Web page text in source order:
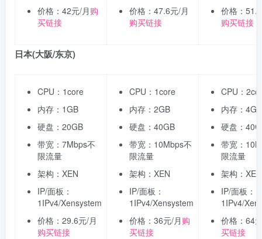
价格：42元/月 购
买链接
价格：47.6元/月
购买链接
价格：
购买链接
日本(大阪/东京)
CPU：1core
内存：1GB
硬盘：20GB
带宽：7Mbps不
限流量
架构：XEN
IP/面板：
1IPv4/Xensystem
价格：29.6元/月
购买链接
CPU：1core
内存：2GB
硬盘：40GB
带宽：10Mbps不
限流量
架构：XEN
IP/面板：
1IPv4/Xensystem
价格：36元/月 购
买链接
CPU：
内存：4GB
硬盘：
带宽：
限流量
架构：XEN
IP/面板：
1IPv4/
价格：64
买链接